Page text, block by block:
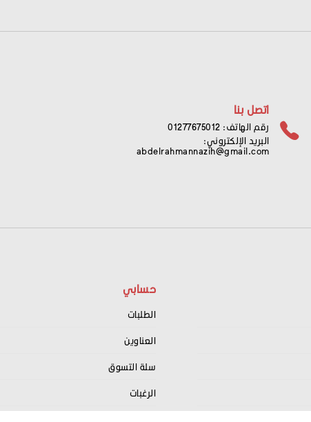
اتصل بنا
رقم الهاتف: 01277675012
البريد الإلكتروني:
abdelrahmannazih@gmail.com
حسابي
الطلبات
العناوين
سلة التسوق
الرغبات